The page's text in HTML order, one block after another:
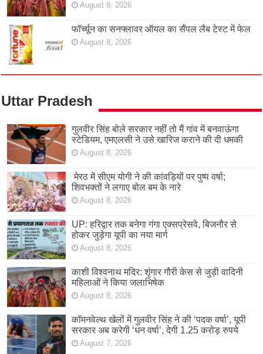
August 8, 2026
फॉर्च्यून का सनफ्लावर ऑयल का सैंपल लैब टेस्ट में फेल
August 8, 2026
Uttar Pradesh
गुलवीर सिंह बोले सरकार नहीं तो मैं गांव में बनवाऊंगा
स्टेडियम, एमएलसी ने उसे खारिज कराने की दी धमकी
August 8, 2026
मेरठ में सीएम योगी ने की कांवड़ियों पर पुष्प वर्षा;
शिवभक्तों ने लगाए बोल बम के नारे
August 8, 2026
UP: हरिद्वार तक बनेगा गंगा एक्सप्रेसवे, बिजनौर से
होकर जुड़ेगा यूपी का नया मार्ग
August 8, 2026
काशी विश्वनाथ मदिर: शृंगार गौरी केस से जुड़ी वादिनी
महिलाओं ने किया जलाभिषेक
August 8, 2026
कॉमनवेल्थ खेलों में गुलवीर सिंह ने की ‘पदक वर्षा’, यूपी
सरकार अब करेगी ‘धन वर्षा’, देगी 1.25 करोड़ रुपये
August 7, 2026